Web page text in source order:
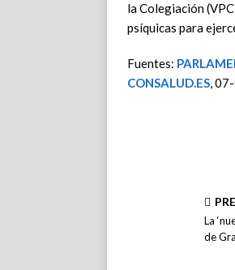
la Colegiación
psíquicas para
Fuentes:
CONSALUD.ES,
La
de